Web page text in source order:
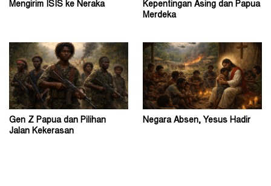
Mengirim ISIS ke Neraka
Kepentingan Asing dan Papua
Merdeka
Gen Z Papua dan Pilihan
Jalan Kekerasan
Negara Absen, Yesus Hadir